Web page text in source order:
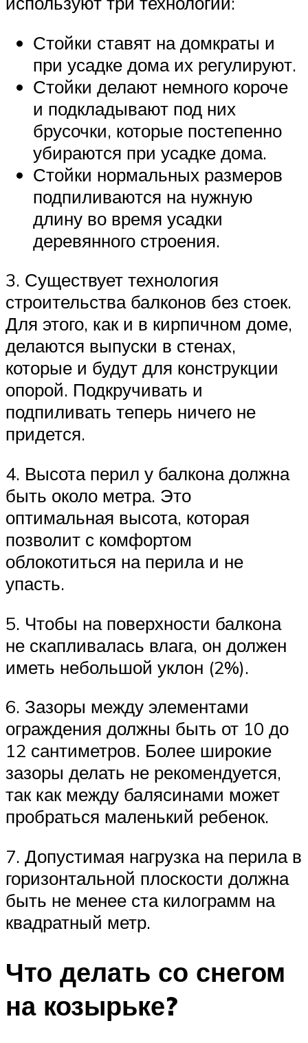
Стойки ставят на домкраты и
при усадке дома их регулируют.
Стойки делают немного короче
и подкладывают под них
брусочки, которые постепенно
убираются при усадке дома.
Стойки нормальных размеров
подпиливаются на нужную
длину во время усадки
деревянного строения.
3. Существует технология
строительства балконов без стоек.
Для этого, как и в кирпичном доме,
делаются выпуски в стенах,
которые и будут для конструкции
опорой. Подкручивать и
подпиливать теперь ничего не
придется.
4. Высота перил у балкона должна
быть около метра. Это
оптимальная высота, которая
позволит с комфортом
облокотиться на перила и не
упасть.
5. Чтобы на поверхности балкона
не скапливалась влага, он должен
иметь небольшой уклон (2%).
6. Зазоры между элементами
ограждения должны быть от 10 до
12 сантиметров. Более широкие
зазоры делать не рекомендуется,
так как между балясинами может
пробраться маленький ребенок.
7. Допустимая нагрузка на перила в
горизонтальной плоскости должна
быть не менее ста килограмм на
квадратный метр.
Что делать со снегом
на козырьке?